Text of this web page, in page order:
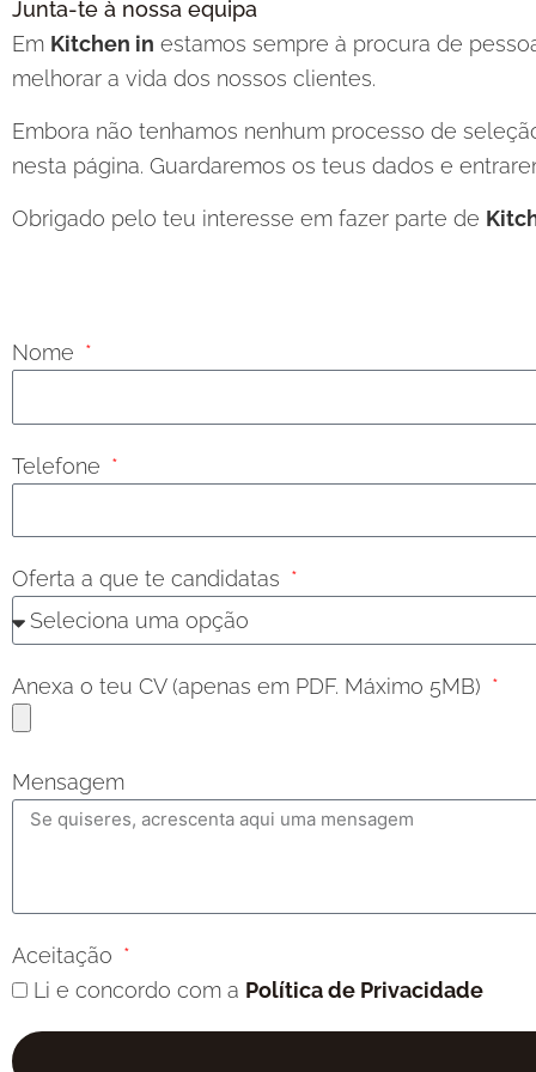
Junta-te à nossa equipa
Em Kitchen in estamos sempre à procura de
melhorar a vida dos nossos clientes.
Embora não tenhamos nenhum processo de
nesta página. Guardaremos os teus dados e
Obrigado pelo teu interesse em fazer parte de
Nome
Telefone
Oferta a que te candidatas
Anexa o teu CV (apenas em PDF. Máximo 5MB)
Mensagem
Aceitação
Li e concordo com a Política de Privacidade